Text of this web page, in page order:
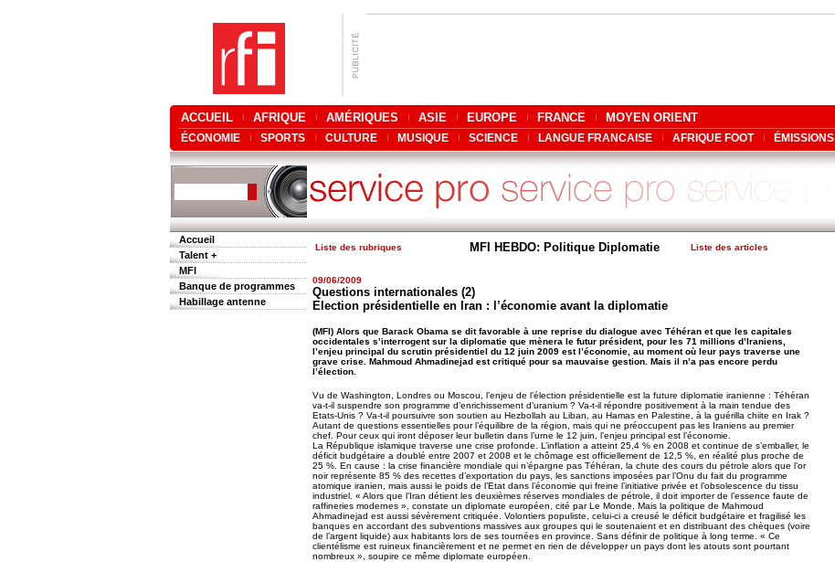
ACCUEIL AFRIQUE AMÉRIQUES ASIE EUROPE FRANCE MOYEN ORIENT
ÉCONOMIE SPORTS CULTURE MUSIQUE SCIENCE LANGUE FRANCAISE AFRIQUE FOOT ÉMISSIONS
Accueil
Talent +
MFI
Banque de programmes
Habillage antenne
Liste des rubriques MFI HEBDO: Politique Diplomatie Liste des articles
09/06/2009
Questions internationales (2)
Election présidentielle en Iran : l’économie avant la diplomatie
(MFI) Alors que Barack Obama se dit favorable à une reprise du dialogue avec Téhéran et que les capitales
occidentales s’interrogent sur la diplomatie que mènera le futur président, pour les 71 millions d’Iraniens,
l’enjeu principal du scrutin présidentiel du 12 juin 2009 est l’économie, au moment où leur pays traverse une
grave crise. Mahmoud Ahmadinejad est critiqué pour sa mauvaise gestion. Mais il n’a pas encore perdu
l’élection.
Vu de Washington, Londres ou Moscou, l’enjeu de l’élection présidentielle est la future diplomatie iranienne : Téhéran
va-t-il suspendre son programme d’enrichissement d’uranium ? Va-t-il répondre positivement à la main tendue des
Etats-Unis ? Va-t-il poursuivre son soutien au Hezbollah au Liban, au Hamas en Palestine, à la guérilla chiite en Irak ?
Autant de questions essentielles pour l’équilibre de la région, mais qui ne préoccupent pas les Iraniens au premier
chef. Pour ceux qui iront déposer leur bulletin dans l’urne le 12 juin, l’enjeu principal est l’économie.
La République islamique traverse une crise profonde. L’inflation a atteint 25,4 % en 2008 et continue de s’emballer, le
déficit budgétaire a doublé entre 2007 et 2008 et le chômage est officiellement de 12,5 %, en réalité plus proche de
25 %. En cause : la crise financière mondiale qui n’épargne pas Téhéran, la chute des cours du pétrole alors que l’or
noir représente 85 % des recettes d’exportation du pays, les sanctions imposées par l’Onu du fait du programme
atomique iranien, mais aussi le poids de l’Etat dans l’économie qui freine l’initiative privée et l’obsolescence du tissu
industriel. « Alors que l’Iran détient les deuxièmes réserves mondiales de pétrole, il doit importer de l’essence faute de
raffineries modernes », constate un diplomate européen, cité par Le Monde. Mais la politique de Mahmoud
Ahmadinejad est aussi sévèrement critiquée. Volontiers populiste, celui-ci a creusé le déficit budgétaire et fragilisé les
banques en accordant des subventions massives aux groupes qui le soutenaient et en distribuant des chèques (voire
de l’argent liquide) aux habitants lors de ses tournées en province. Sans définir de politique à long terme. « Ce
clientélisme est ruineux financièrement et ne permet en rien de développer un pays dont les atouts sont pourtant
nombreux », soupire ce même diplomate européen.